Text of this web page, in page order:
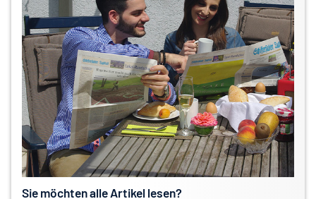
Sie möchten alle Artikel lesen?